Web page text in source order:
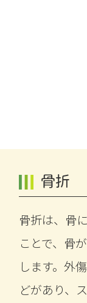
骨折
骨折は、骨
ことで、骨
します。外
どがあり、